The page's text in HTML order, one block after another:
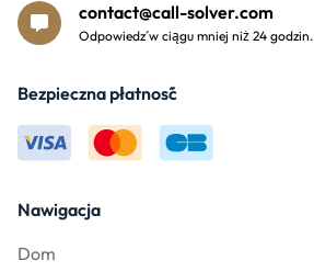
Nawigacja
Dom
contact@call-solver.com
Odpowiedź w ciągu mniej niż 24 godzin.
Bezpieczna płatność